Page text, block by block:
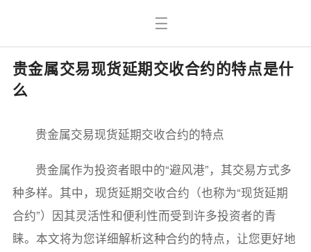
贵金属交易现货延期交收合约的特点是什
么
贵金属交易现货延期交收合约的特点
贵金属作为投资者眼中的“避风港”，其交易方式多
种多样。其中，现货延期交收合约（也称为“现货延期
合约”）因其灵活性和便利性而受到许多投资者的青
睐。本文将为您详细解析这种合约的特点，让您更好地